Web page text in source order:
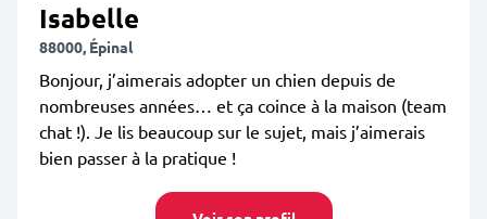
Isabelle
88000, Épinal
Bonjour, j’aimerais adopter un chien depuis de
nombreuses années… et ça coince à la maison (team
chat !). Je lis beaucoup sur le sujet, mais j’aimerais
bien passer à la pratique !